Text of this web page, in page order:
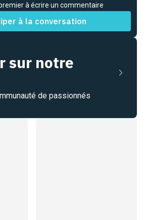
à écrire un commentaire
à la conversation
sur notre
de passionnés